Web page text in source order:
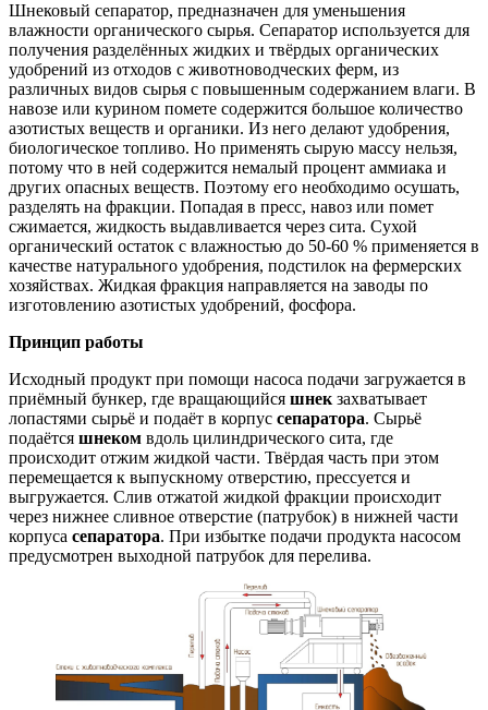
Шнековый сепаратор, предназначен для уменьшения
влажности органического сырья. Сепаратор используется для
получения разделённых жидких и твёрдых органических
удобрений из отходов с животноводческих ферм, из
различных видов сырья с повышенным содержанием влаги. В
навозе или курином помете содержится большое количество
азотистых веществ и органики. Из него делают удобрения,
биологическое топливо. Но применять сырую массу нельзя,
потому что в ней содержится немалый процент аммиака и
других опасных веществ. Поэтому его необходимо осушать,
разделять на фракции. Попадая в пресс, навоз или помет
сжимается, жидкость выдавливается через сита. Сухой
органический остаток с влажностью до 50-60 % применяется в
качестве натурального удобрения, подстилок на фермерских
хозяйствах. Жидкая фракция направляется на заводы по
изготовлению азотистых удобрений, фосфора.
Принцип работы
Исходный продукт при помощи насоса подачи загружается в
приёмный бункер, где вращающийся шнек захватывает
лопастями сырьё и подаёт в корпус сепаратора. Сырьё
подаётся шнеком вдоль цилиндрического сита, где
происходит отжим жидкой части. Твёрдая часть при этом
перемещается к выпускному отверстию, прессуется и
выгружается. Слив отжатой жидкой фракции происходит
через нижнее сливное отверстие (патрубок) в нижней части
корпуса сепаратора. При избытке подачи продукта насосом
предусмотрен выходной патрубок для перелива.